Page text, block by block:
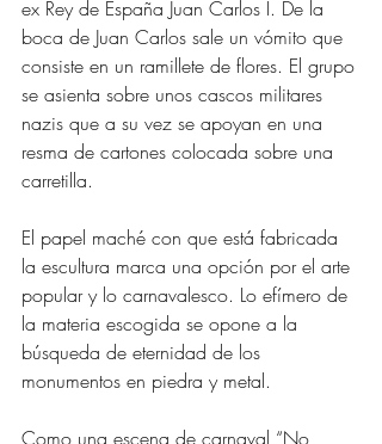
ex Rey de España Juan Carlos I. De la
boca de Juan Carlos sale un vómito que
consiste en un ramillete de flores. El grupo
se asienta sobre unos cascos militares
nazis que a su vez se apoyan en una
resma de cartones colocada sobre una
carretilla.
El papel maché con que está fabricada
la escultura marca una opción por el arte
popular y lo carnavalesco. Lo efímero de
la materia escogida se opone a la
búsqueda de eternidad de los
monumentos en piedra y metal.
Como una escena de carnaval “No